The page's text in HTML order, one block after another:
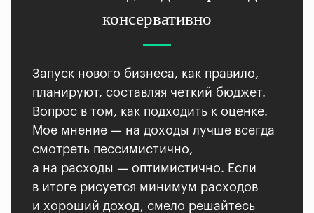
консервативно
Запуск нового бизнеса, как правило,
планируют, составляя четкий бюджет.
Вопрос в том, как подходить к оценке.
Мое мнение — на доходы лучше всегда
смотреть пессимистично,
а на расходы — оптимистично. Если
в итоге рисуется минимум расходов
и хороший доход, смело решайтесь